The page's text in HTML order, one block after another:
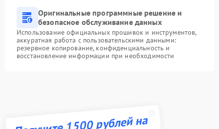
Оригинальные программные решение и
безопасное обслуживание данных
Использование официальных прошивок и инструментов,
аккуратная работа с пользовательскими данными:
резервное копирование, конфиденциальность и
восстановление информации при необходимости